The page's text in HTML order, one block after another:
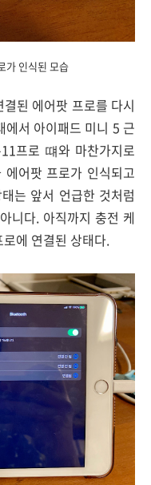
가 인식된 모습
된 에어팟 프로를 다시
서 아이패드 미니 5 근
프로 떄와 마찬가지로
어팟 프로가 인식되고
는 앞서 언급한 것처럼
니다. 아직까지 충전 케
에 연결된 상태다.